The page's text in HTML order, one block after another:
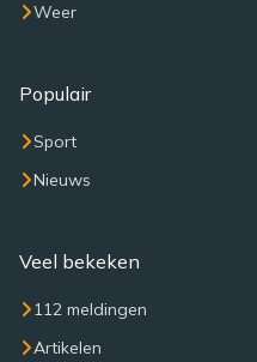
Weer
Populair
Sport
Nieuws
Veel bekeken
112 meldingen
Artikelen